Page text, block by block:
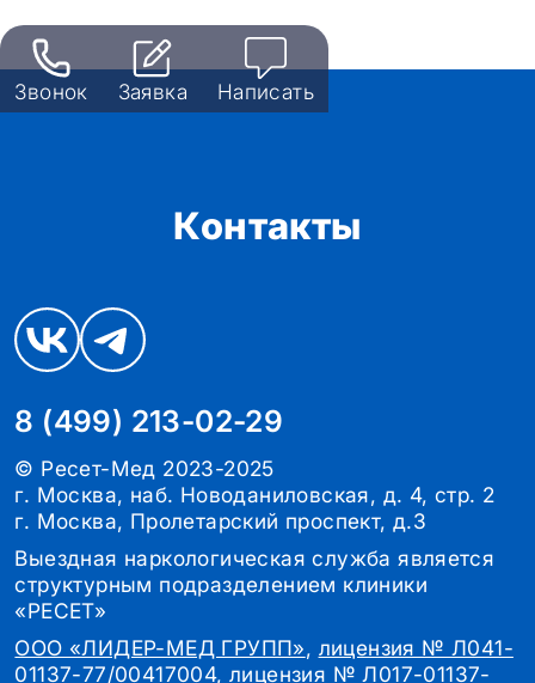
Звонок Заявка Написать
Контакты
8 (499) 213-02-29
© Ресет-Мед 2023-2025
г. Москва, наб. Новоданиловская, д. 4, стр. 2
г. Москва, Пролетарский проспект, д.3
Выездная наркологическая служба является
структурным подразделением клиники
«РЕСЕТ»
ООО «ЛИДЕР-МЕД ГРУПП», лицензия № Л041-
01137-77/00417004, лицензия № Л017-01137-